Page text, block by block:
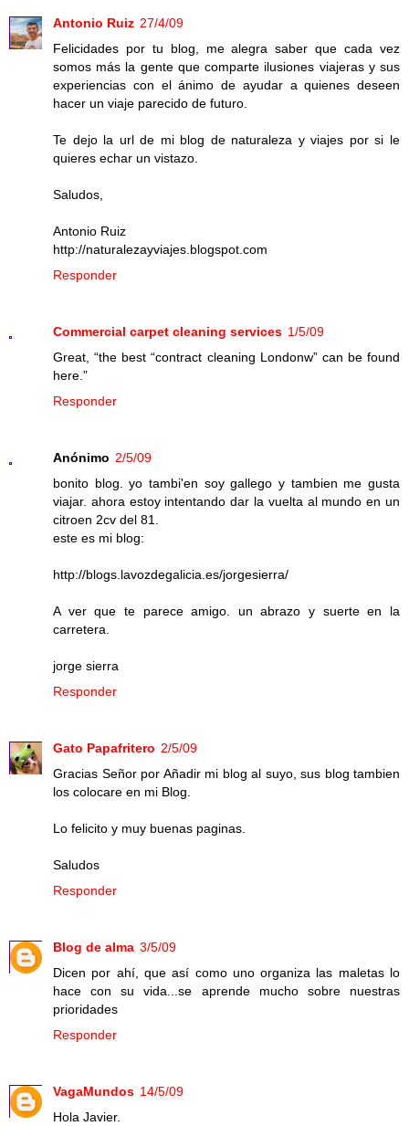
Antonio Ruiz 27/4/09
Felicidades por tu blog, me alegra saber que cada vez
somos más la gente que comparte ilusiones viajeras y sus
experiencias con el ánimo de ayudar a quienes deseen
hacer un viaje parecido de futuro.
Te dejo la url de mi blog de naturaleza y viajes por si le
quieres echar un vistazo.
Saludos,
Antonio Ruiz
http://naturalezayviajes.blogspot.com
Responder
Commercial carpet cleaning services 1/5/09
Great, “the best “contract cleaning Londonw” can be found
here.”
Responder
Anónimo 2/5/09
bonito blog. yo tambi'en soy gallego y tambien me gusta
viajar. ahora estoy intentando dar la vuelta al mundo en un
citroen 2cv del 81.
este es mi blog:
http://blogs.lavozdegalicia.es/jorgesierra/
A ver que te parece amigo. un abrazo y suerte en la
carretera.
jorge sierra
Responder
Gato Papafritero 2/5/09
Gracias Señor por Añadir mi blog al suyo, sus blog tambien
los colocare en mi Blog.
Lo felicito y muy buenas paginas.
Saludos
Responder
Blog de alma 3/5/09
Dicen por ahí, que así como uno organiza las maletas lo
hace con su vida...se aprende mucho sobre nuestras
prioridades
Responder
VagaMundos 14/5/09
Hola Javier.